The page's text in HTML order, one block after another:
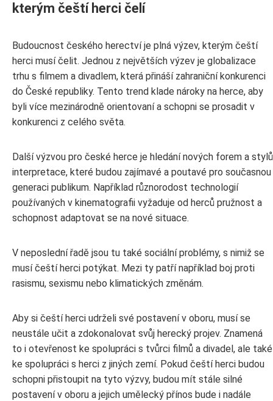
kterým čeští herci čelí
Budoucnost českého herectví je plná výzev, kterým čeští
herci musí čelit. Jednou z největších výzev je globalizace
trhu s filmem a divadlem, která přináší zahraniční konkurenci
do České republiky. Tento trend klade nároky na herce, aby
byli více mezinárodně orientovaní a schopni se prosadit v
konkurenci z celého světa.
Další výzvou pro české herce je hledání nových forem a stylů
interpretace, které budou zajímavé a poutavé pro současnou
generaci publikum. Například různorodost technologií
používaných v kinematografii vyžaduje od herců pružnost a
schopnost adaptovat se na nové situace.
V neposlední řadě jsou tu také sociální problémy, s nimiž se
musí čeští herci potýkat. Mezi ty patří například boj proti
rasismu, sexismu nebo klimatických změnám.
Aby si čeští herci udrželi své postavení v oboru, musí se
neustále učit a zdokonalovat svůj herecký projev. Znamená
to i otevřenost ke spolupráci s tvůrci filmů a divadel, ale také
ke spolupráci s herci z jiných zemí. Pokud čeští herci budou
schopni přistoupit na tyto výzvy, budou mít stále silné
postavení v oboru a jejich umělecký přínos bude i nadále